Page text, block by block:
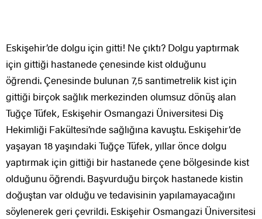
Eskişehir’de dolgu için gitti! Ne çıktı? Dolgu yaptırmak
için gittiği hastanede çenesinde kist olduğunu
öğrendi. Çenesinde bulunan 7,5 santimetrelik kist için
gittiği birçok sağlık merkezinden olumsuz dönüş alan
Tuğçe Tüfek, Eskişehir Osmangazi Üniversitesi Diş
Hekimliği Fakültesi’nde sağlığına kavuştu. Eskişehir’de
yaşayan 18 yaşındaki Tuğçe Tüfek, yıllar önce dolgu
yaptırmak için gittiği bir hastanede çene bölgesinde kist
olduğunu öğrendi. Başvurduğu birçok hastanede kistin
doğuştan var olduğu ve tedavisinin yapılamayacağını
söylenerek geri çevrildi. Eskişehir Osmangazi Üniversitesi